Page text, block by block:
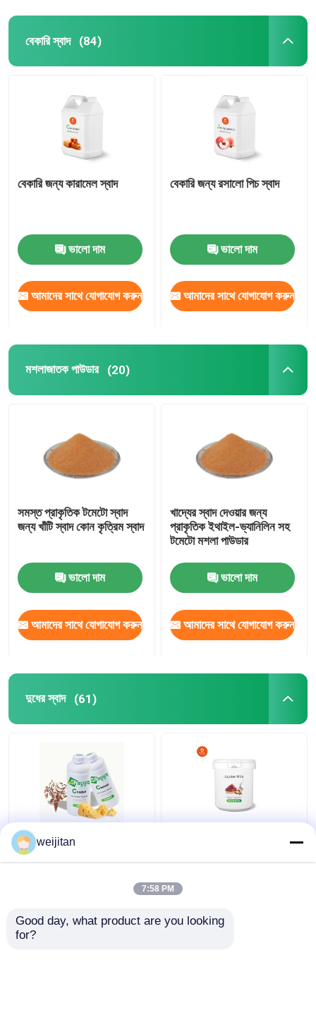
পণ্য
আমাদের সম্পর্কে
যোগাযোগ করুন
উদ্ধৃতির জন্য আবেদন
স্বাদযুক্ত স্বাদ
পানীয়ের স্বাদ
বেকারি স্বাদ
মশলাজাতক পাউডার
দুধের স্বাদ
মিষ্টির স্বাদ
প্রাকৃতিক স্বাদ
বেকারি স্বাদ (84)
বেকারি জন্য কারামেল স্বাদ
ভালো দাম
আমাদের সাথে যোগাযোগ করুন
বেকারি জন্য রসালো পিচ স্বাদ
ভালো দাম
আমাদের সাথে যোগাযোগ করুন
মশলাজাতক পাউডার (20)
সমস্ত প্রাকৃতিক টমেটো স্বাদ
জন্য খাঁটি স্বাদ কোন কৃত্রিম স্বাদ
ভালো দাম
আমাদের সাথে যোগাযোগ করুন
খাদ্যের স্বাদ দেওয়ার জন্য
প্রাকৃতিক ইথাইল-ভ্যানিলিন সহ
টমেটো মশলা পাউডার
ভালো দাম
আমাদের সাথে যোগাযোগ করুন
দুধের স্বাদ (61)
আইসক্রিমের জন্য খাদ্য গ্রেড
তরল পনিরের ফ্লেভার ৯৯.৯%
weijitan
7:58 PM
Good day, what product are you looking
for?